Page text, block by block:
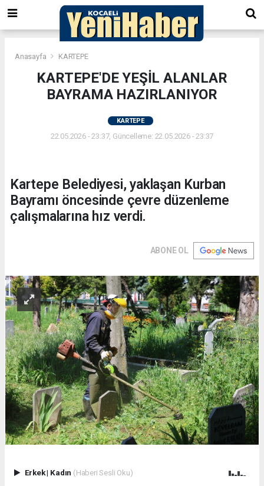
Anasayfa KARTEPE
KARTEPE'DE YEŞİL ALANLAR
BAYRAMA HAZIRLANIYOR
KARTEPE
22.05.2026 - 23:37, Güncelleme: 22.05.2026 - 23:37
Kartepe Belediyesi, yaklaşan Kurban
Bayramı öncesinde çevre düzenleme
çalışmalarına hız verdi.
ABONE OL
Erkek| Kadın (Haberi Sesli Oku)